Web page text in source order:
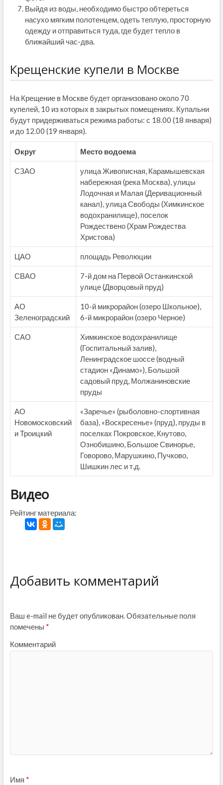
Выйдя из воды, необходимо быстро обтереться
насухо мягким полотенцем, одеть теплую, просторную
одежду и отправиться туда, где будет тепло в
ближайший час-два.
Крещенские купели в Москве
На Крещение в Москве будет организовано около 70
купелей, 10 из которых в закрытых помещениях. Купальни
будут придерживаться режима работы: с 18.00 (18 января)
и до 12.00 (19 января).
Округ Место водоема
СЗАО
улица Живописная, Карамышевская
набережная (река Москва), улицы
Лодочная и Малая (Деривационный
канал), улица Свободы (Химкинское
водохранилище), поселок
Рождествено (Храм Рождества
Христова)
ЦАО площадь Революции
СВАО
7-й дом на Первой Останкинской
улице (Дворцовый пруд)
АО
Зеленоградский
10-й микрорайон (озеро Школьное),
6-й микрорайон (озеро Черное)
САО
Химкинское водохранилище
(Госпитальный залив),
Ленинградское шоссе (водный
стадион «Динамо»), Большой
садовый пруд, Молжаниновские
пруды
АО
Новомосковский
и Троицкий
«Заречье» (рыболовно-спортивная
база), «Воскресенье» (пруд), пруды в
поселках Покровское, Кнутово,
Ознобишино, Большое Свинорье,
Говорово, Марушкино, Пучково,
Шишкин лес и т.д.
Видео
Рейтинг материала:
Добавить комментарий
Ваш e-mail не будет опубликован. Обязательные поля
помечены *
Комментарий
Имя *